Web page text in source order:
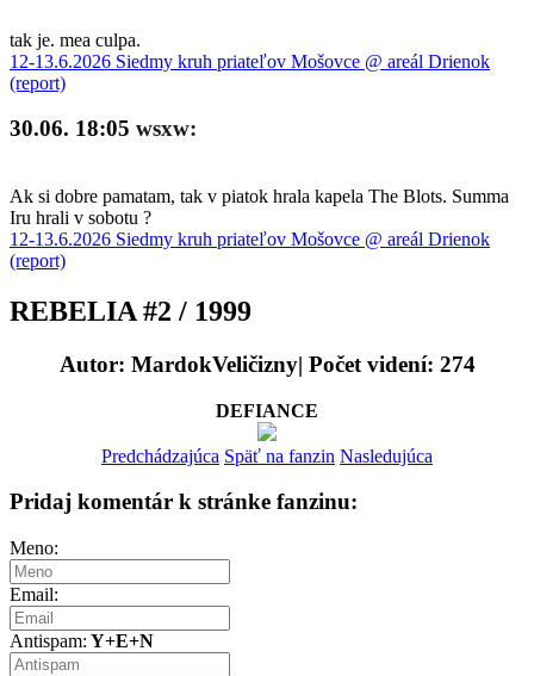
tak je. mea culpa.
12-13.6.2026 Siedmy kruh priateľov Mošovce @ areál Drienok
(report)
30.06. 18:05 wsxw:
Ak si dobre pamatam, tak v piatok hrala kapela The Blots. Summa
Iru hrali v sobotu ?
12-13.6.2026 Siedmy kruh priateľov Mošovce @ areál Drienok
(report)
REBELIA #2 / 1999
Autor: MardokVeličizny| Počet videní: 274
DEFIANCE
Predchádzajúca Späť na fanzin Nasledujúca
Pridaj komentár k stránke fanzinu:
Meno:
Email:
Antispam: Y+E+N